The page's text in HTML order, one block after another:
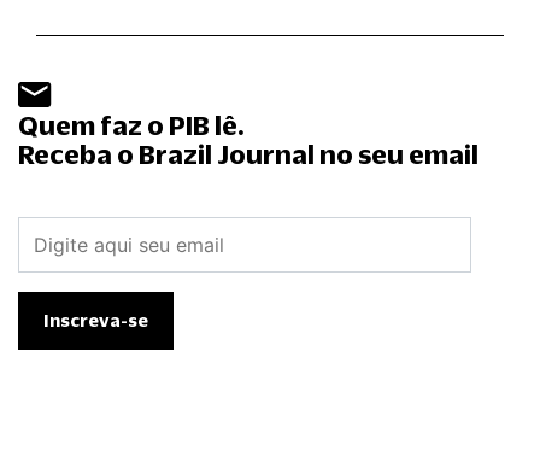
Quem faz o PIB lê.
Receba o Brazil Journal no seu email